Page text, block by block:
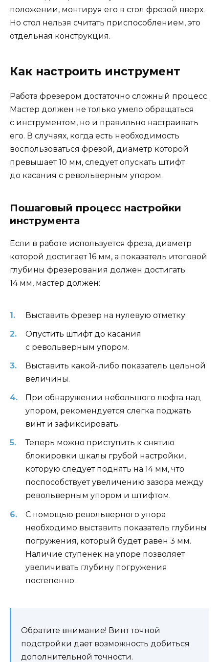
положении, монтируя его в стол фрезой вверх.
Но стол нельзя считать приспособлением, это
отдельная конструкция.
Как настроить инструмент
Работа фрезером достаточно сложный процесс.
Мастер должен не только умело обращаться
с инструментом, но и правильно настраивать
его. В случаях, когда есть необходимость
воспользоваться фрезой, диаметр которой
превышает 10 мм, следует опускать штифт
до касания с револьверным упором.
Пошаговый процесс настройки
инструмента
Если в работе используется фреза, диаметр
которой достигает 16 мм, а показатель итоговой
глубины фрезерования должен достигать
14 мм, мастер должен:
Выставить фрезер на нулевую отметку.
Опустить штифт до касания
с револьверным упором.
Выставить какой-либо показатель цельной
величины.
При обнаружении небольшого люфта над
упором, рекомендуется слегка поджать
винт и зафиксировать.
Теперь можно приступить к снятию
блокировки шкалы грубой настройки,
которую следует поднять на 14 мм, что
поспособствует увеличению зазора между
револьверным упором и штифтом.
С помощью револьверного упора
необходимо выставить показатель глубины
погружения, который будет равен 3 мм.
Наличие ступенек на упоре позволяет
увеличивать глубину погружения
постепенно.
Обратите внимание! Винт точной
подстройки дает возможность добиться
дополнительной точности.